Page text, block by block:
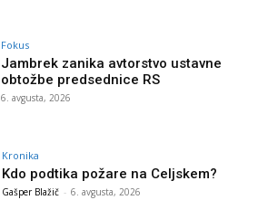
Fokus
Jambrek zanika avtorstvo ustavne
obtožbe predsednice RS
6. avgusta, 2026
Kronika
Kdo podtika požare na Celjskem?
Gašper Blažič - 6. avgusta, 2026